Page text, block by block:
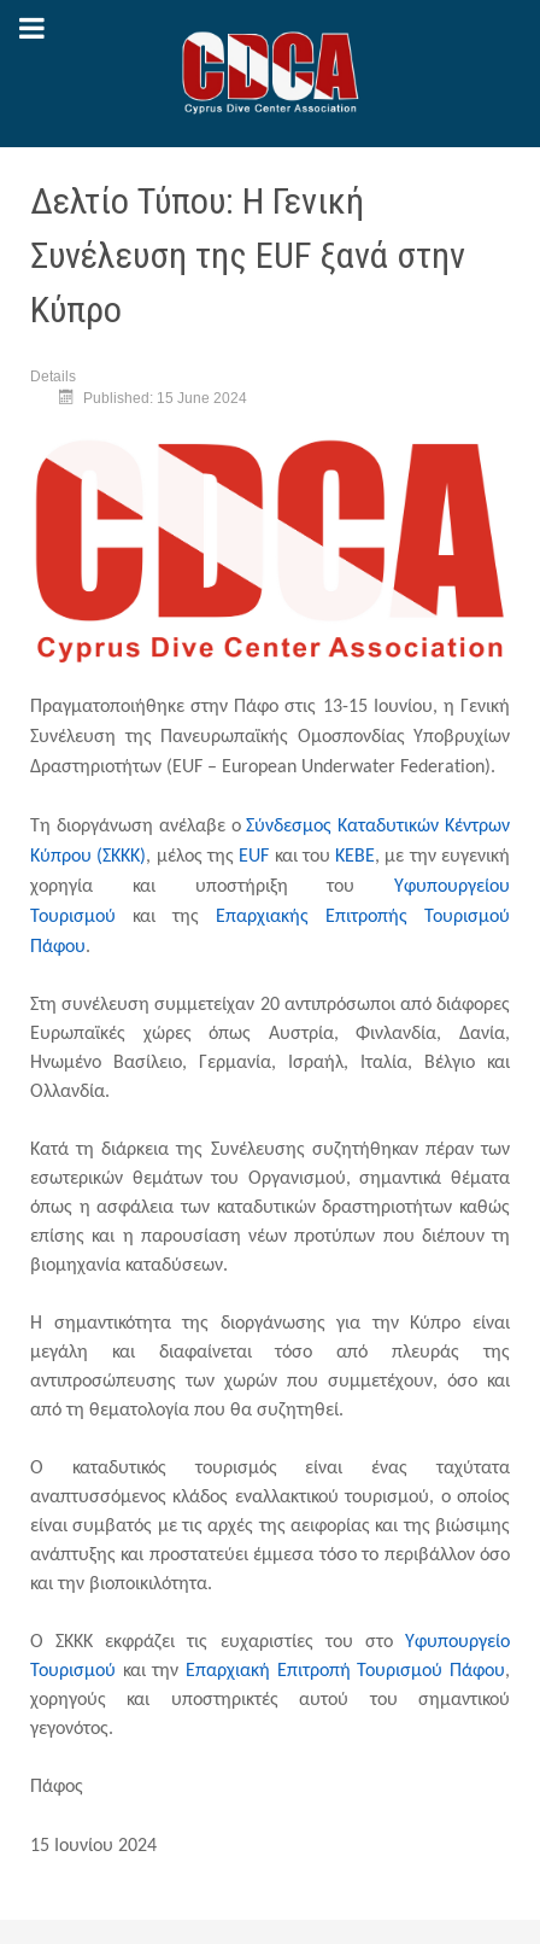
Δελτίο Τύπου: Η Γενική
Συνέλευση της EUF ξανά στην
Κύπρο
Details
Published: 15 June 2024
Πραγματοποιήθηκε στην Πάφο στις 13-15 Ιουνίου, η Γενική
Συνέλευση της Πανευρωπαϊκής Ομοσπονδίας Υποβρυχίων
Δραστηριοτήτων (EUF – European Underwater Federation).
Τη διοργάνωση ανέλαβε οΣύνδεσμος Καταδυτικών Κέντρων
Κύπρου (ΣΚΚΚ), μέλος της EUF και του ΚΕΒΕ, με την ευγενική
χορηγία και υποστήριξη του Υφυπουργείου
Τουρισμού και της Επαρχιακής Επιτροπής Τουρισμού
Πάφου.
Στη συνέλευση συμμετείχαν 20 αντιπρόσωποι από διάφορες
Ευρωπαϊκές χώρες όπως Αυστρία, Φινλανδία, Δανία,
Ηνωμένο Βασίλειο, Γερμανία, Ισραήλ, Ιταλία, Βέλγιο και
Ολλανδία.
Κατά τη διάρκεια της Συνέλευσης συζητήθηκαν πέραν των
εσωτερικών θεμάτων του Οργανισμού, σημαντικά θέματα
όπως η ασφάλεια των καταδυτικών δραστηριοτήτων καθώς
επίσης και η παρουσίαση νέων προτύπων που διέπουν τη
βιομηχανία καταδύσεων.
Η σημαντικότητα της διοργάνωσης για την Κύπρο είναι
μεγάλη και διαφαίνεται τόσο από πλευράς της
αντιπροσώπευσης των χωρών που συμμετέχουν, όσο και
από τη θεματολογία που θα συζητηθεί.
Ο καταδυτικός τουρισμός είναι ένας ταχύτατα
αναπτυσσόμενος κλάδος εναλλακτικού τουρισμού, ο οποίος
είναι συμβατός με τις αρχές της αειφορίας και της βιώσιμης
ανάπτυξης και προστατεύει έμμεσα τόσο το περιβάλλον όσο
και την βιοποικιλότητα.
Ο ΣΚΚΚ εκφράζει τις ευχαριστίες του στο Υφυπουργείο
Τουρισμού καιτην Επαρχιακή Επιτροπή Τουρισμού Πάφου,
χορηγούς και υποστηρικτές αυτού του σημαντικού
γεγονότος.
Πάφος
15 Ιουνίου 2024